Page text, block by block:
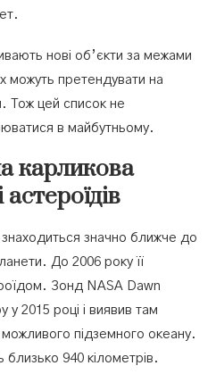
нові об’єкти за межами
можуть претендувати на
Тож цей список не
в майбутньому.
карликова
значно ближче до
До 2006 року її
Зонд NASA Dawn
2015 році і виявив там
підземного океану.
940 кілометрів.